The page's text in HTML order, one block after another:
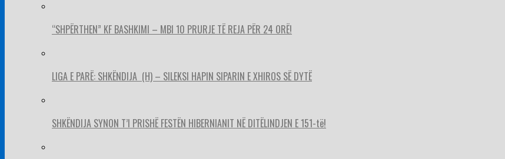
“SHPËRTHEN” KF BASHKIMI – MBI 10 PRURJE TË REJA PËR 24 ORË!
LIGA E PARË: SHKËNDIJA (H) – SILEKSI HAPIN SIPARIN E XHIROS SË DYTË
SHKËNDIJA SYNON T’I PRISHË FESTËN HIBERNIANIT NË DITËLINDJEN E 151-të!